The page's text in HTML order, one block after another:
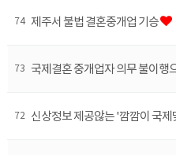
74 제주서 불법 결혼중개업 기승
73 국제결혼 중개업자 의무 불이행
72 신상정보 제공않는 '깜깜이 국